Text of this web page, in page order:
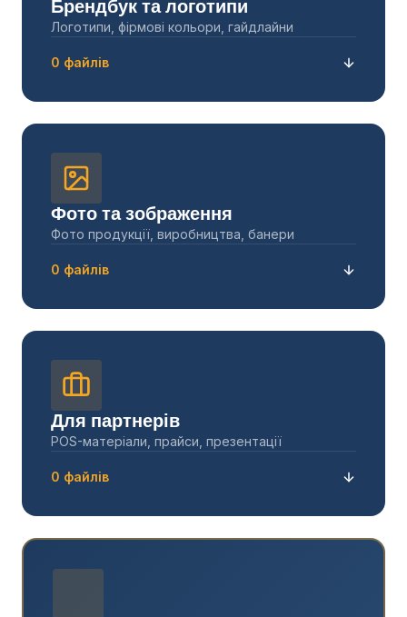
Брендбук та логотипи
Логотипи, фірмові кольори, гайдлайни
0 файлів
Фото та зображення
Фото продукції, виробництва, банери
0 файлів
Для партнерів
POS-матеріали, прайси, презентації
0 файлів